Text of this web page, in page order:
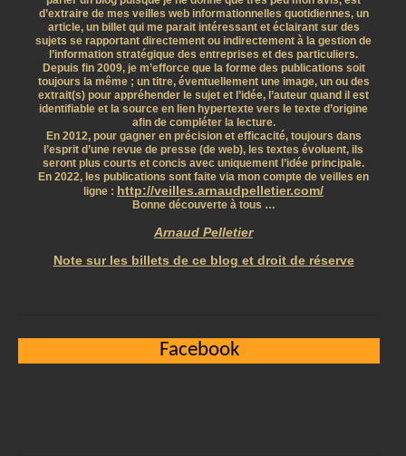
d’extraire de mes veilles web informationnelles quotidiennes, un
article, un billet qui me parait intéressant et éclairant sur des
sujets se rapportant directement ou indirectement à la gestion de
l’information stratégique des entreprises et des particuliers.
Depuis fin 2009, je m’efforce que la forme des publications soit
toujours la même ; un titre, éventuellement une image, un ou des
extrait(s) pour appréhender le sujet et l’idée, l’auteur quand il est
identifiable et la source en lien hypertexte vers le texte d’origine
afin de compléter la lecture.
En 2012, pour gagner en précision et efficacité, toujours dans
l’esprit d’une revue de presse (de web), les textes évoluent, ils
seront plus courts et concis avec uniquement l’idée principale.
En 2022, les publications sont faite via mon compte de veilles en
ligne : http://veilles.arnaudpelletier.com/
Bonne découverte à tous …
Arnaud Pelletier
Note sur les billets de ce blog et droit de réserve
Facebook